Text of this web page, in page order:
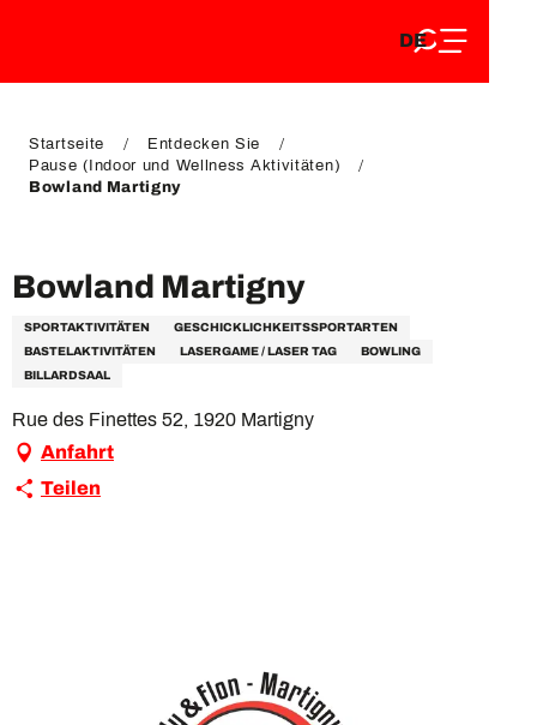
EN
DE
FR
Startseite
Entdecken Sie
Pause (Indoor und Wellness Aktivitäten)
Bowland Martigny
Bowland Martigny
SPORTAKTIVITÄTEN
GESCHICKLICHKEITSSPORTARTEN
BASTELAKTIVITÄTEN
LASERGAME / LASER TAG
BOWLING
BILLARDSAAL
Rue des Finettes 52, 1920 Martigny
Anfahrt
Teilen